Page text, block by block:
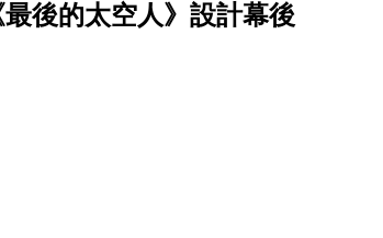
後的太空人》設計幕後